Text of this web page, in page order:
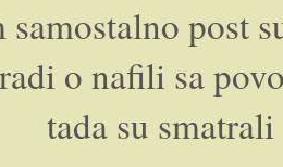
post
o nafili sa
tada su